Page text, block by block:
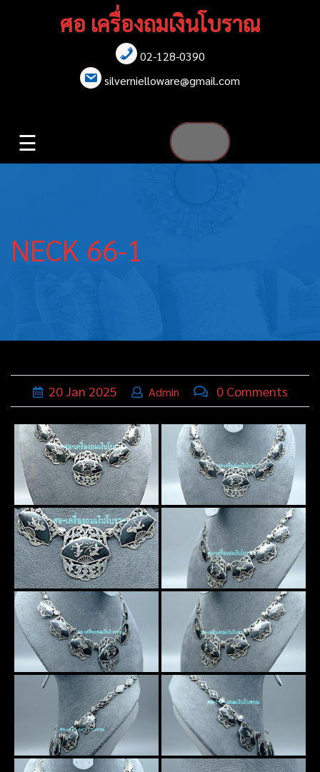
ศอ เครื่องถมเงินโบราณ
02-128-0390
silvernielloware@gmail.com
สร้อยข้อมือ
เข็มขัด
ฐานเสียบ
ทั่วไป
ติดต่อเรา
Thai
☰
NECK 66-1
20Jan 2025 Admin 0 Comments